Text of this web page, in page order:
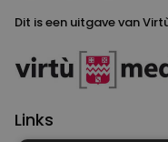
Dit is een uitgave van
Links